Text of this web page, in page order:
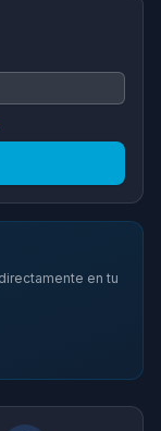
en tu